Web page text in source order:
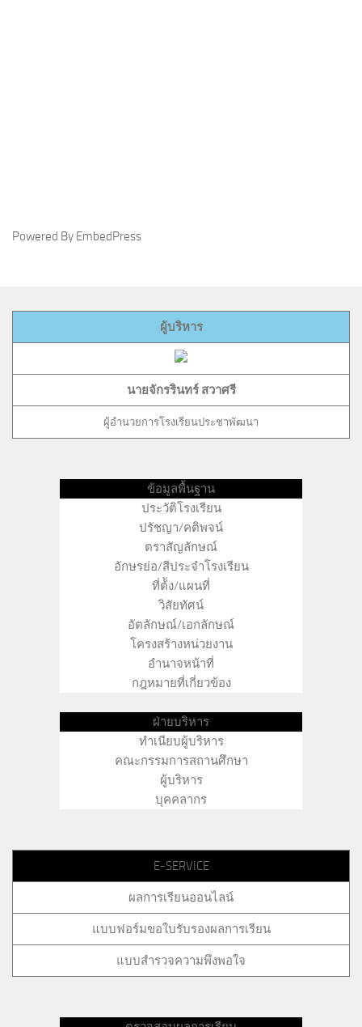
Powered By EmbedPress
ผู้บริหาร
นายจักรรินทร์ สวาศรี
ผู้อำนวยการโรงเรียนประชาพัฒนา
ข้อมูลพื้นฐาน
ประวัติโรงเรียน
ปรัชญา/คติพจน์
ตราสัญลักษณ์
อักษรย่อ/สีประจำโรงเรียน
ที่ต้ัง/แผนที่
วิสัยทัศน์
อัตลักษณ์/เอกลักษณ์
โครงสร้างหน่วยงาน
อำนาจหน้าที่
กฎหมายที่เกี่ยวข้อง
ฝ่ายบริหาร
ทำเนียบผู้บริหาร
คณะกรรมการสถานศึกษา
ผู้บริหาร
บุคคลากร
E-SERVICE
ผลการเรียนออนไลน์
แบบฟอร์มขอใบรับรองผลการเรียน
แบบสำรวจความพึงพอใจ